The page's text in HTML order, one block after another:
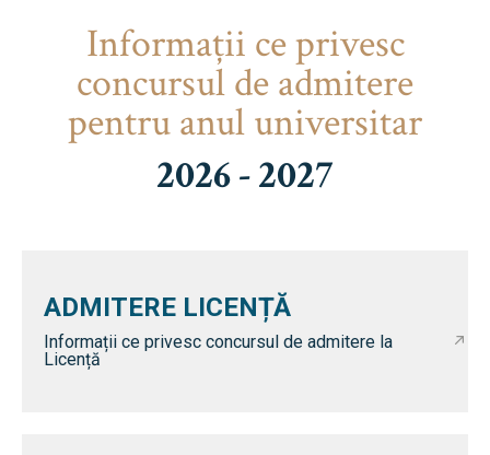
Informaţii ce privesc
concursul de admitere
pentru anul universitar
2026 - 2027
ADMITERE LICENȚĂ
Informații ce privesc concursul de admitere la
Licență